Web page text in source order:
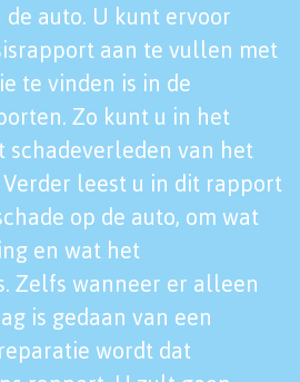
auto. U kunt ervoor
aan te vullen met
te vinden is in de
Zo kunt u in het
schadeverleden van het
leest u in dit rapport
op de auto, om wat
en wat het
Zelfs wanneer er alleen
is gedaan van een
wordt dat